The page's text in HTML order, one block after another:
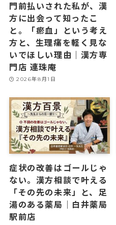
門前払いされた私が、漢
方に出会って知ったこ
と。「瘀血」という考え
方と、生理痛を軽く見な
いでほしい理由｜漢方専
門店 連珠庵
2026年8月1日
症状の改善はゴールじゃ
ない。漢方相談で叶える
「その先の未来」と、足
湯のある薬局｜白井薬局
駅前店